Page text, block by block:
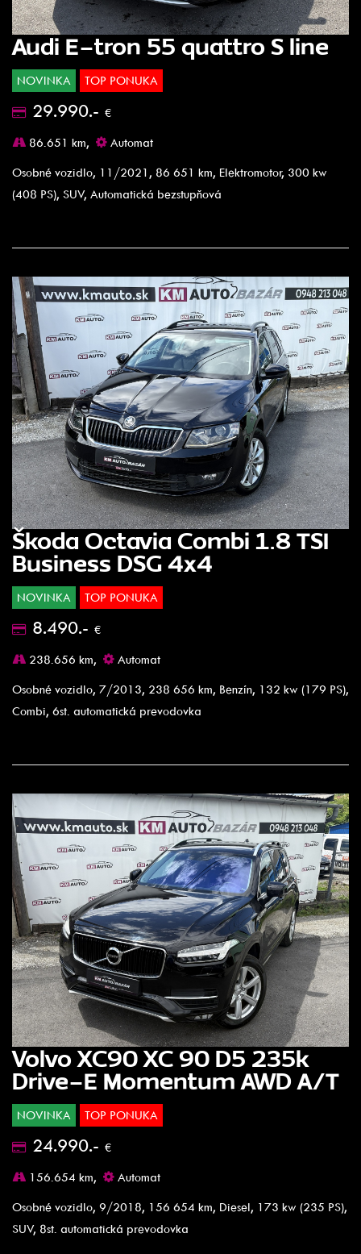
Audi E-tron 55 quattro S line
NOVINKA TOP PONUKA
29.990.- €
86.651 km,
Automat
Osobné vozidlo, 11/2021, 86 651 km, Elektromotor, 300 kw
(408 PS), SUV, Automatická bezstupňová
Škoda Octavia Combi 1.8 TSI
Business DSG 4x4
NOVINKA TOP PONUKA
8.490.- €
238.656 km,
Automat
Osobné vozidlo, 7/2013, 238 656 km, Benzín, 132 kw (179 PS),
Combi, 6st. automatická prevodovka
Volvo XC90 XC 90 D5 235k
Drive-E Momentum AWD A/T
NOVINKA TOP PONUKA
24.990.- €
156.654 km,
Automat
Osobné vozidlo, 9/2018, 156 654 km, Diesel, 173 kw (235 PS),
SUV, 8st. automatická prevodovka